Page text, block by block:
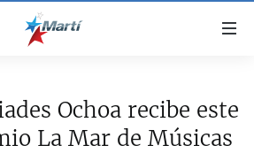
Ochoa recibe este
La Mar de Músicas